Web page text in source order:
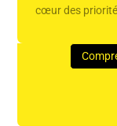
cœur des